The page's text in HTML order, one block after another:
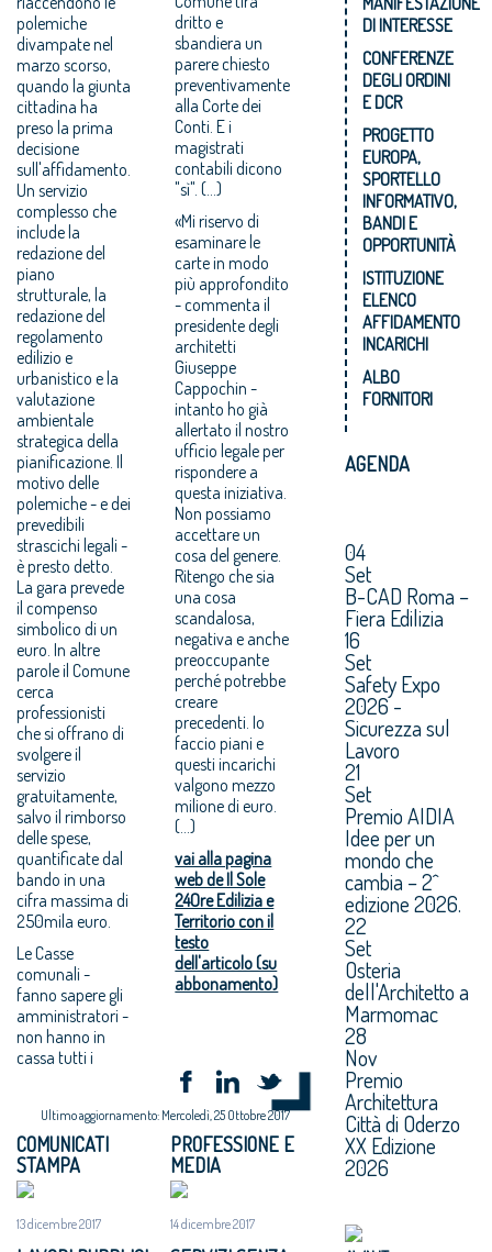
polemiche
divampate nel
marzo scorso,
quando la giunta
cittadina ha
preso la prima
decisione
sull'affidamento.
Un servizio
complesso che
include la
redazione del
piano
strutturale, la
redazione del
regolamento
edilizio e
urbanistico e la
valutazione
ambientale
strategica della
pianificazione. Il
motivo delle
polemiche - e dei
prevedibili
strascichi legali -
è presto detto.
La gara prevede
il compenso
simbolico di un
euro. In altre
parole il Comune
cerca
professionisti
che si offrano di
svolgere il
servizio
gratuitamente,
salvo il rimborso
delle spese,
quantificate dal
bando in una
cifra massima di
250mila euro.
Le Casse
comunali -
fanno sapere gli
amministratori -
non hanno in
cassa tutti i
dritto e
sbandiera un
parere chiesto
preventivamente
alla Corte dei
Conti. E i
magistrati
contabili dicono
"sì". (…)
«Mi riservo di
esaminare le
carte in modo
più approfondito
- commenta il
presidente degli
architetti
Giuseppe
Cappochin -
intanto ho già
allertato il nostro
ufficio legale per
rispondere a
questa iniziativa.
Non possiamo
accettare un
cosa del genere.
Ritengo che sia
una cosa
scandalosa,
negativa e anche
preoccupante
perché potrebbe
creare
precedenti. Io
faccio piani e
questi incarichi
valgono mezzo
milione di euro.
(…)
vai alla pagina
web de Il Sole
24Ore Edilizia e
Territorio con il
testo
dell'articolo (su
abbonamento)
Ultimo aggiornamento: Mercoledì, 25 Ottobre 2017
COMUNICATI
STAMPA
13 dicembre 2017
PROFESSIONE E
MEDIA
14 dicembre 2017
DI INTERESSE
CONFERENZE
DEGLI ORDINI
E DCR
PROGETTO
EUROPA,
SPORTELLO
INFORMATIVO,
BANDI E
OPPORTUNITÀ
ISTITUZIONE
ELENCO
AFFIDAMENTO
INCARICHI
ALBO
FORNITORI
AGENDA
04
Set
B-CAD Roma –
Fiera Edilizia
16
Set
Safety Expo
2026 -
Sicurezza sul
Lavoro
21
Set
Premio AIDIA
Idee per un
mondo che
cambia – 2^
edizione 2026.
22
Set
Osteria
dell'Architetto a
Marmomac
28
Nov
Premio
Architettura
Città di Oderzo
XX Edizione
2026